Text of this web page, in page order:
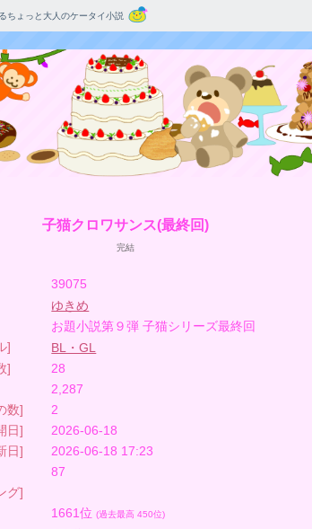
ちょっと大人のケータイ小説
子猫クロワサンス(最終回)
完結
39075
ゆきめ
お題小説第９弾 子猫シリーズ最終回
]
BL・GL
]
28
2,287
数]
2
日]
2026-06-18
日]
2026-06-18 17:23
87
グ]
1661位(過去最高 450位)